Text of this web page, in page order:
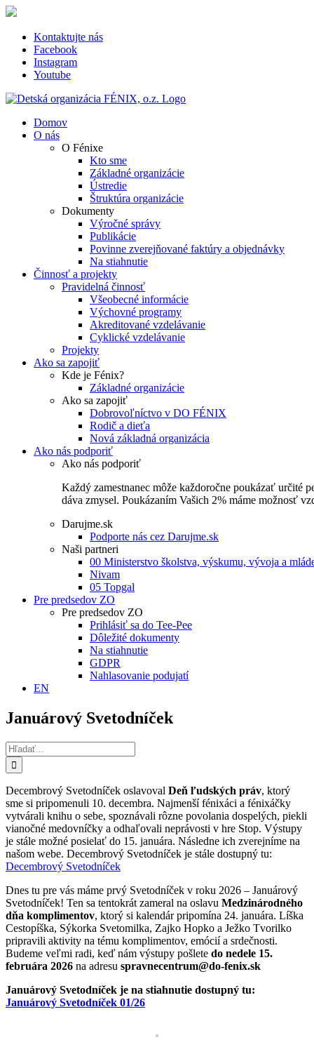
Skip
contentKontaktujte nás
Facebook
Instagram
Youtube
Domov
O nás
O Fénixe
Kto sme
Základné organizácie
Ústredie
Štruktúra organizácie
Dokumenty
Výročné správy
Publikácie
Povinne zverejňované faktúry a objednávky
Na stiahnutie
Činnosť a projekty
Pravidelná činnosť
Všeobecné informácie
Výchovné programy
Akreditované vzdelávanie
Cyklické vzdelávanie
Projekty
Ako sa zapojiť
Kde je Fénix?
Základné organizácie
Ako sa zapojiť
Dobrovoľníctvo v DO FÉNIX
Rodič a dieťa
Nová základná organizácia
Ako nás podporiť
Ako nás podporiť
Každý zamestnanec môže každoročne poukázať určité
dáva zmysel. Poukázaním Vašich 2% máme možnosť
Darujme.sk
Podporte nás cez Darujme.sk
Naši partneri
00 Ministerstvo školstva, výskumu, vývoja a
Nivam
05 Topgal
Pre predsedov ZO
Pre predsedov ZO
Prihlásiť sa do Tee-Pee
Dôležité dokumenty
Na stiahnutie
GDPR
Nahlasovanie podujatí
EN
Januárový Svetodníček
Hľadať:
Decembrový Svetodníček oslavoval Deň ľudských práv, ktorý
sme si pripomenuli 10. decembra. Najmenší fénixáci a fénixáčky
vytvárali knihu o sebe, spoznávali rôzne povolania dospelých, piekli
vianočné medovníčky a odhaľovali neprávosti v hre Stop. Výstupy
je stále možné posielať do 15. januára. Následne ich zverejníme na
našom webe. Decembrový Svetodníček je stále dostupný tu:
Decembrový Svetodníček
Dnes tu pre vás máme prvý Svetodníček v roku 2026 – Januárový
Svetodníček! Ten sa tentokrát zameral na oslavu Medzinárodného
dňa komplimentov, ktorý si kalendár pripomína 24. januára. Líška
Cestopíška, Sýkorka Svetomilka, Zajko Hopko a Ježko Tvorilko
pripravili aktivity na tému komplimentov, emócií a srdečnosti.
Budeme veľmi radi, keď nám výstupy pošlete do nedele 15.
februára 2026 na adresu spravnecentrum@do-fenix.sk
Januárový Svetodníček je na stiahnutie dostupný tu:
Januárový Svetodníček 01/26